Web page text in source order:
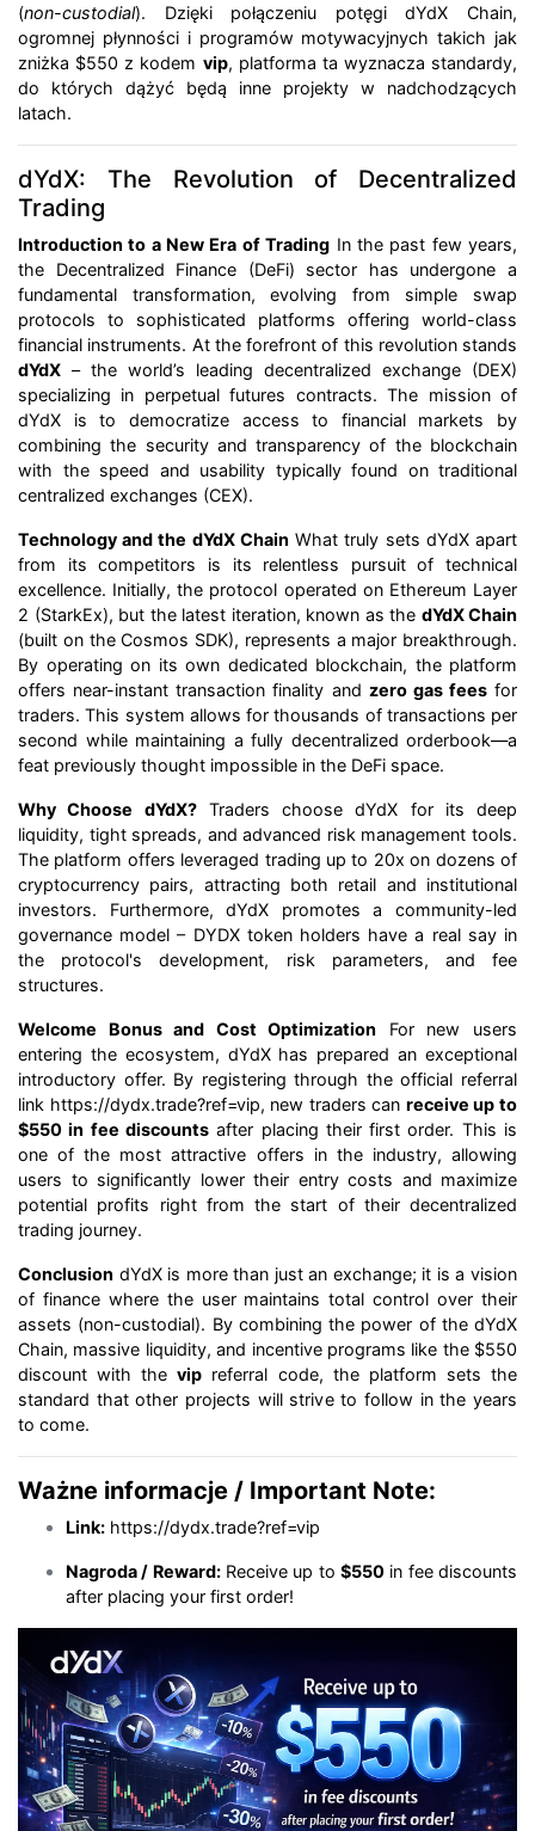
(non-custodial). Dzięki połączeniu potęgi dYdX Chain,
ogromnej płynności i programów motywacyjnych takich jak
zniżka $550 z kodem vip, platforma ta wyznacza standardy,
do których dążyć będą inne projekty w nadchodzących
latach.
dYdX: The Revolution of Decentralized
Trading
Introduction to a New Era of Trading In the past few years,
the Decentralized Finance (DeFi) sector has undergone a
fundamental transformation, evolving from simple swap
protocols to sophisticated platforms offering world-class
financial instruments. At the forefront of this revolution stands
dYdX – the world’s leading decentralized exchange (DEX)
specializing in perpetual futures contracts. The mission of
dYdX is to democratize access to financial markets by
combining the security and transparency of the blockchain
with the speed and usability typically found on traditional
centralized exchanges (CEX).
Technology and the dYdX Chain What truly sets dYdX apart
from its competitors is its relentless pursuit of technical
excellence. Initially, the protocol operated on Ethereum Layer
2 (StarkEx), but the latest iteration, known as the dYdX Chain
(built on the Cosmos SDK), represents a major breakthrough.
By operating on its own dedicated blockchain, the platform
offers near-instant transaction finality and zero gas feesfor
traders. This system allows for thousands of transactions per
second while maintaining a fully decentralized orderbook—a
feat previously thought impossible in the DeFi space.
Why Choose dYdX?Traders choose dYdX for its deep
liquidity, tight spreads, and advanced risk management tools.
The platform offers leveraged trading up to 20x on dozens of
cryptocurrency pairs, attracting both retail and institutional
investors. Furthermore, dYdX promotes a community-led
governance model – DYDX token holders have a real say in
the protocol's development, risk parameters, and fee
structures.
Welcome Bonus and Cost Optimization For new users
entering the ecosystem, dYdX has prepared an exceptional
introductory offer. By registering through the official referral
link https://dydx.trade?ref=vip, new traders can receive up to
$550 in fee discountsafter placing their first order. This is
one of the most attractive offers in the industry, allowing
users to significantly lower their entry costs and maximize
potential profits right from the start of their decentralized
trading journey.
Conclusion dYdX is more than just an exchange; it is a vision
of finance where the user maintains total control over their
assets (non-custodial). By combining the power of the dYdX
Chain, massive liquidity, and incentive programs like the $550
discount with thevip referral code, the platform sets the
standard that other projects will strive to follow in the years
to come.
Ważne informacje / Important Note:
Link: https://dydx.trade?ref=vip
Nagroda / Reward:Receive up to$550 in fee discounts
after placing your first order!